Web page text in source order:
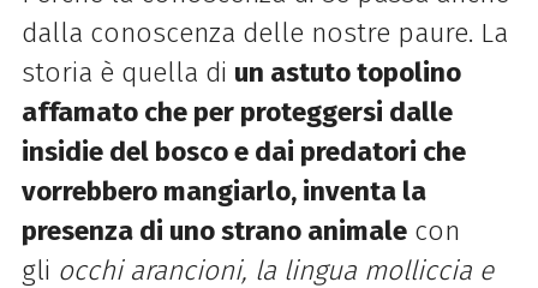
dalla conoscenza delle nostre paure. La
storia è quella di un astuto topolino
affamato che per proteggersi dalle
insidie del bosco e dai predatori che
vorrebbero mangiarlo, inventa la
presenza di uno strano animalecon
gli occhi arancioni, la lingua molliccia e